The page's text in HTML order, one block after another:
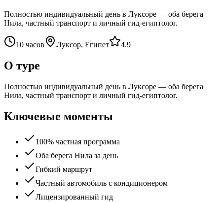
Полностью индивидуальный день в Луксоре — оба берега
Нила, частный транспорт и личный гид-египтолог.
10 часов Луксор, Египет 4.9
О туре
Полностью индивидуальный день в Луксоре — оба берега
Нила, частный транспорт и личный гид-египтолог.
Ключевые моменты
100% частная программа
Оба берега Нила за день
Гибкий маршрут
Частный автомобиль с кондиционером
Лицензированный гид